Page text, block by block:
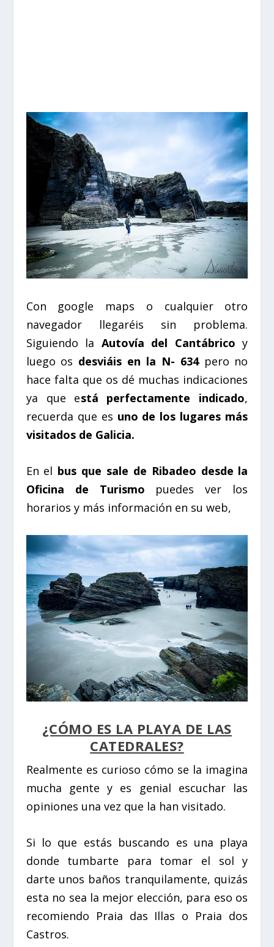
Con google maps o cualquier otro
navegador llegaréis sin problema.
Siguiendo la Autovía del Cantábrico y
luego os desviáis en la N- 634pero no
hace falta que os dé muchas indicaciones
ya que está perfectamente indicado,
recuerda que es uno de los lugares más
visitados de Galicia.
En el bus que sale de Ribadeo desde la
Oficina de Turismo puedes ver los
horarios y más información en su web,
¿CÓMO ES LA PLAYA DE LAS
CATEDRALES?
Realmente es curioso cómo se la imagina
mucha gente y es genial escuchar las
opiniones una vez que la han visitado.
Si lo que estás buscando es una playa
donde tumbarte para tomar el sol y
darte unos baños tranquilamente, quizás
esta no sea la mejor elección, para eso os
recomiendo Praia das Illas o Praia dos
Castros.